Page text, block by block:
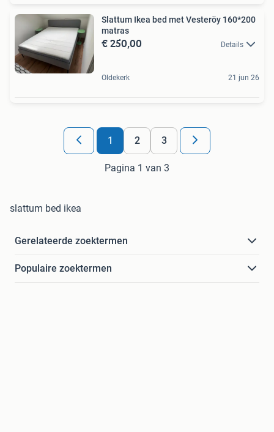
Slattum Ikea bed met Vesteröy 160*200
matras
€ 250,00 Details
Oldekerk 21 jun 26
1 2 3
Pagina 1 van 3
slattum bed ikea
Gerelateerde zoektermen
Populaire zoektermen